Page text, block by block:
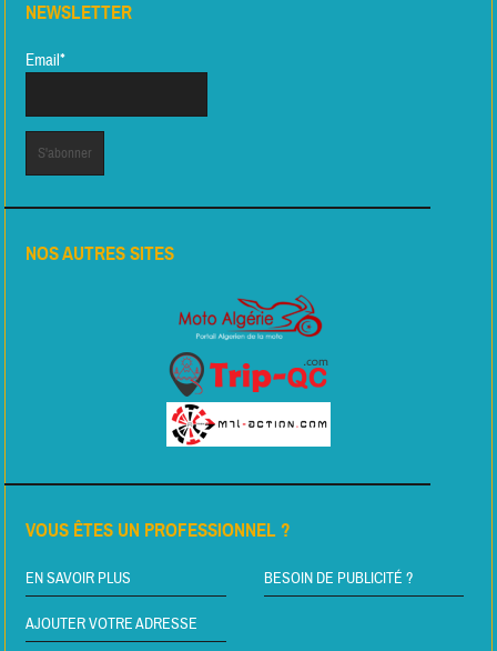
NEWSLETTER
Email*
NOS AUTRES SITES
VOUS ÊTES UN PROFESSIONNEL ?
EN SAVOIR PLUS BESOIN DE PUBLICITÉ ?
AJOUTER VOTRE ADRESSE